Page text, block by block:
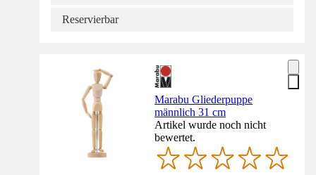
Reservierbar
Marabu Gliederpuppe
männlich 31 cm
Artikel wurde noch nicht
bewertet.